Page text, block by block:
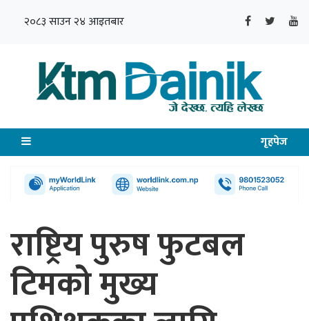
२०८३ साउन २४ आइतबार
गृहपेज
राष्ट्रिय पुरुष फुटबल
टिमको मुख्य